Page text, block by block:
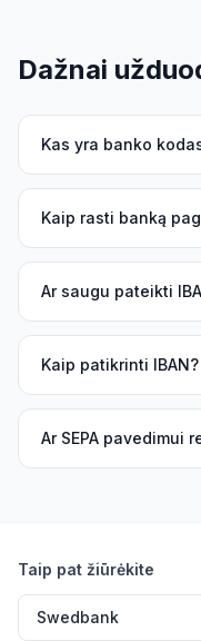
Dažnai
Kas yra banko
Kaip rasti banką
Ar saugu pateikti
Kaip patikrinti IBAN?
Ar SEPA pavedimui
Taip pat žiūrėkite
Swedbank